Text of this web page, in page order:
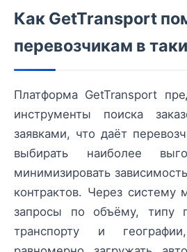
Как GetTransport
перевозчикам в
Платформа GetTransport
инструменты поиска
заявками, что даёт
выбирать наиболее
минимизировать
контрактов. Через систему
запросы по объёму, типу
транспорту и